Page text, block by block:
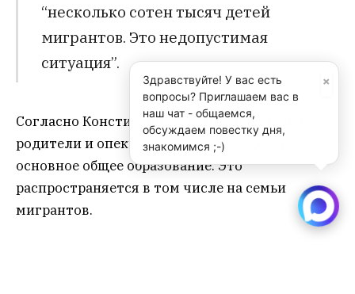
“несколько сотен тысяч детей
мигрантов. Это недопустимая
ситуация”.
Согласно Конституции и Семейному кодексу,
родители и опекуны обязаны дать детям
основное общее образование. Это
распространяется в том числе на семьи
мигрантов.
×
Здравствуйте! У вас есть
вопросы? Приглашаем вас в
наш чат - общаемся,
обсуждаем повестку дня,
знакомимся ;-)